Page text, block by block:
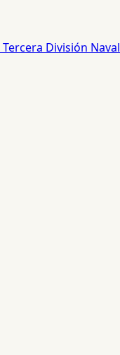
Tercera División Naval